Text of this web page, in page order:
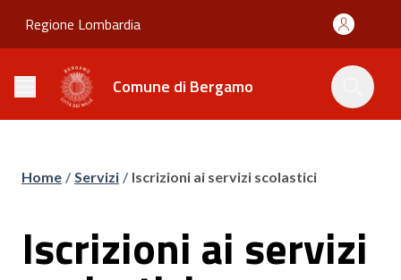
Regione Lombardia
Comune di Bergamo
Home / Servizi / Iscrizioni ai servizi scolastici
Iscrizioni ai servizi